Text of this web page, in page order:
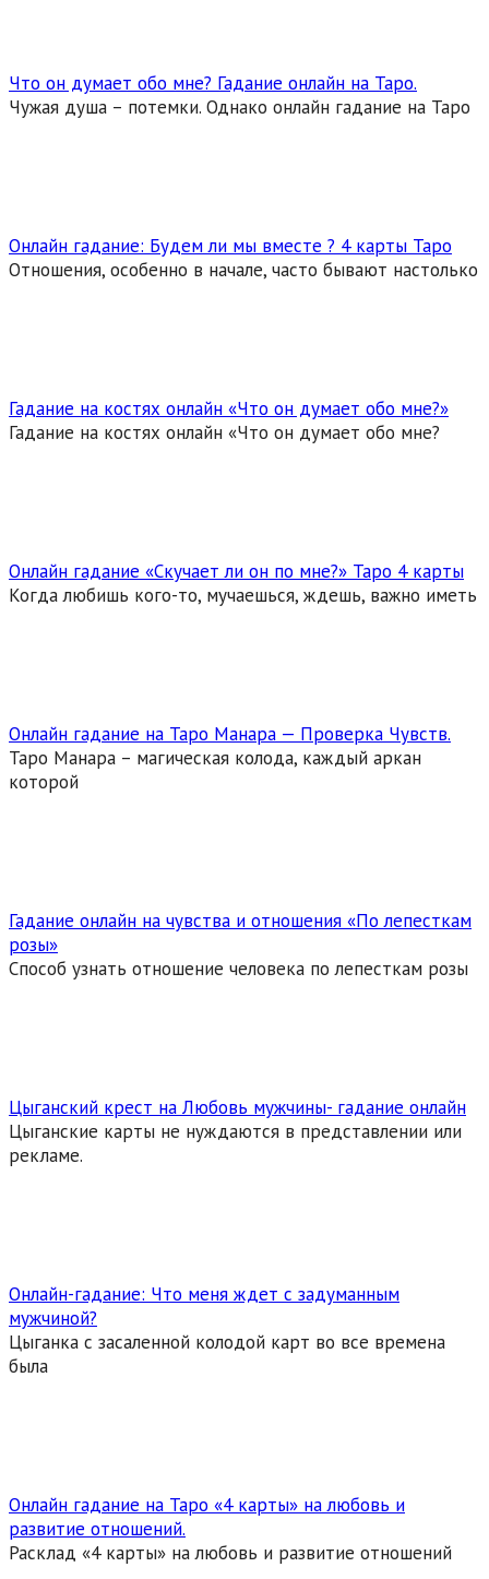
Что он думает обо мне? Гадание онлайн на Таро.
Чужая душа – потемки. Однако онлайн гадание на Таро
Онлайн гадание: Будем ли мы вместе ? 4 карты Таро
Отношения, особенно в начале, часто бывают настолько
Гадание на костях онлайн «Что он думает обо мне?»
Гадание на костях онлайн «Что он думает обо мне?
Онлайн гадание «Скучает ли он по мне?» Таро 4 карты
Когда любишь кого-то, мучаешься, ждешь, важно иметь
Онлайн гадание на Таро Манара — Проверка Чувств.
Таро Манара – магическая колода, каждый аркан
которой
Гадание онлайн на чувства и отношения «По лепесткам
розы»
Способ узнать отношение человека по лепесткам розы
Цыганский крест на Любовь мужчины- гадание онлайн
Цыганские карты не нуждаются в представлении или
рекламе.
Онлайн-гадание: Что меня ждет с задуманным
мужчиной?
Цыганка с засаленной колодой карт во все времена
была
Онлайн гадание на Таро «4 карты» на любовь и
развитие отношений.
Расклад «4 карты» на любовь и развитие отношений